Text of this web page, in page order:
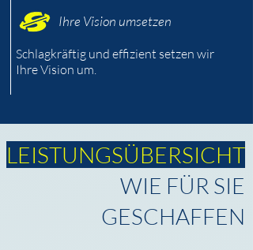
Ihre Vision umsetzen
Schlagkräftig und effizient setzen wir
Ihre Vision um.
LEISTUNGSÜBERSICHT
WIE FÜR SIE
GESCHAFFEN